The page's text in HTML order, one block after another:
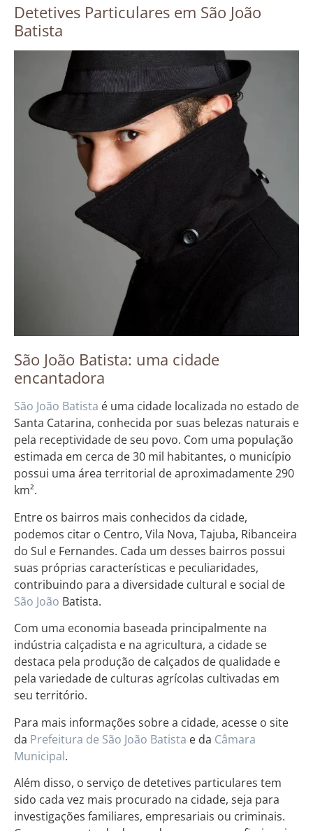
Detetives Particulares em São João
Batista
São João Batista: uma cidade
encantadora
São João Batista é uma cidade localizada no estado de
Santa Catarina, conhecida por suas belezas naturais e
pela receptividade de seu povo. Com uma população
estimada em cerca de 30 mil habitantes, o município
possui uma área territorial de aproximadamente 290
km².
Entre os bairros mais conhecidos da cidade,
podemos citar o Centro, Vila Nova, Tajuba, Ribanceira
do Sul e Fernandes. Cada um desses bairros possui
suas próprias características e peculiaridades,
contribuindo para a diversidade cultural e social de
São João Batista.
Com uma economia baseada principalmente na
indústria calçadista e na agricultura, a cidade se
destaca pela produção de calçados de qualidade e
pela variedade de culturas agrícolas cultivadas em
seu território.
Para mais informações sobre a cidade, acesse o site
da Prefeitura de São João Batista e da Câmara
Municipal.
Além disso, o serviço de detetives particulares tem
sido cada vez mais procurado na cidade, seja para
investigações familiares, empresariais ou criminais.